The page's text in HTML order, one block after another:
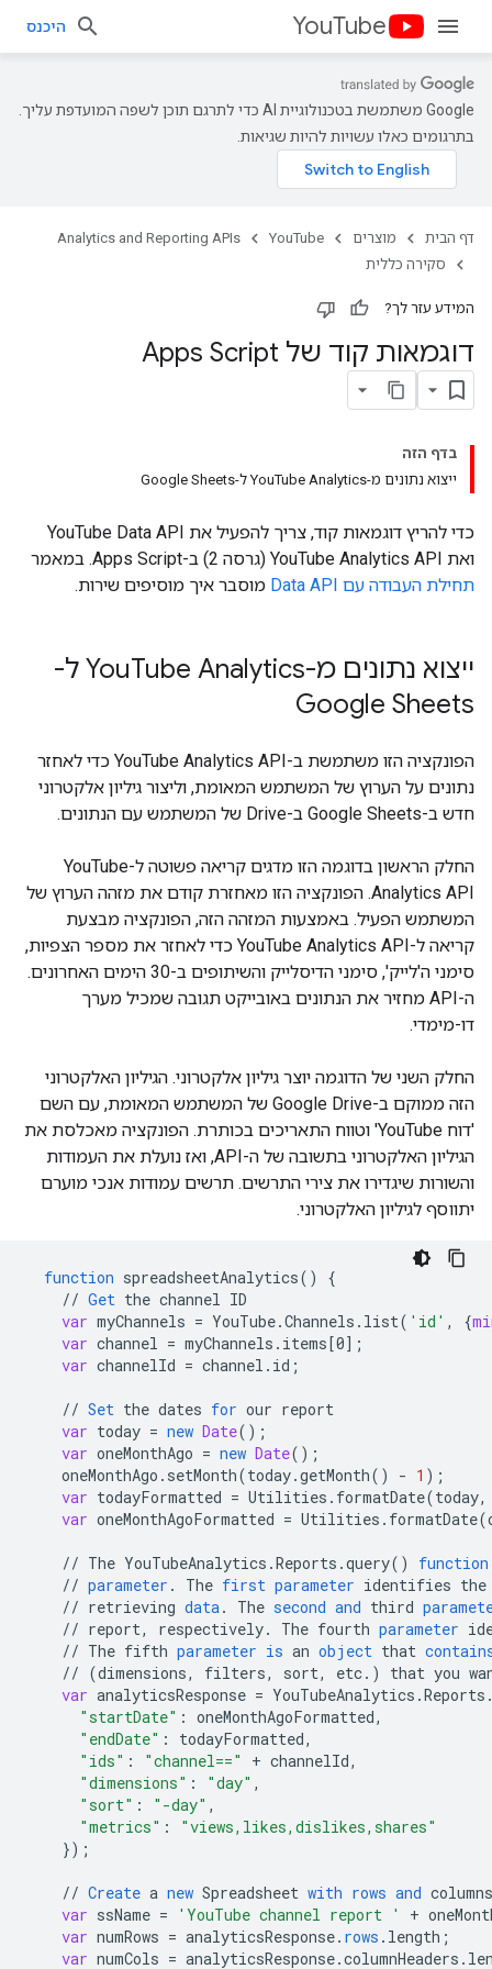
YouTube היכנס
‫Google משתמשת בטכנולוגיית AI כדי לתרגם תוכן לשפה המועדפת עליך.
בתרגומים כאלו עשויות להיות שגיאות.
דף הבית מוצרים YouTube
Analytics and Reporting APIs
סקירה כללית
המידע עזר לך?
דוגמאות קוד של Apps Script
בדף הזה
ייצוא נתונים מ-YouTube Analytics ל-Google Sheets
כדי להריץ דוגמאות קוד, צריך להפעיל את YouTube Data API
ואת YouTube Analytics API (גרסה 2) ב-Apps Script. במאמר
תחילת העבודה עם Data API
מוסבר איך מוסיפים שירות.
ייצוא נתונים מ-You
Tube Analytics ל-
Google Sheets
הפונקציה הזו משתמשת ב-YouTube Analytics API כדי לאחזר
נתונים על הערוץ של המשתמש המאומת, וליצור גיליון אלקטרוני
חדש ב-Google Sheets ב-Drive של המשתמש עם הנתונים.
החלק הראשון בדוגמה הזו מדגים קריאה פשוטה ל-YouTube
Analytics API. הפונקציה הזו מאחזרת קודם את מזהה הערוץ של
המשתמש הפעיל. באמצעות המזהה הזה, הפונקציה מבצעת
קריאה ל-YouTube Analytics API כדי לאחזר את מספר הצפיות,
סימני ה'לייק', סימני הדיסלייק והשיתופים ב-30 הימים האחרונים.
ה-API מחזיר את הנתונים באובייקט תגובה שמכיל מערך
דו-מימדי.
החלק השני של הדוגמה יוצר גיליון אלקטרוני. הגיליון האלקטרוני
הזה ממוקם ב-Google Drive של המשתמש המאומת, עם השם
'דוח YouTube' וטווח התאריכים בכותרת. הפונקציה מאכלסת את
הגיליון האלקטרוני בתשובה של ה-API, ואז נועלת את העמודות
והשורות שיגדירו את צירי התרשים. תרשים עמודות אנכי מוערם
יתווסף לגיליון האלקטרוני.
function spreadsheetAnalytics()
{
// Get the channel ID
var myChannels = YouTube.Channels . list( 'id' , {
var channel = myChannels . items[0] ;
var channelId = channel . id ;
// Set the dates for our report
var today = new Date();
var oneMonthAgo = new Date();
oneMonthAgo . setMonth(today.getMonth() - 1 );
var todayFormatted = Utilities . formatDate(today,
var oneMonthAgoFormatted = Utilities . formatDate(
// The YouTubeAnalytics .Reports .query()
function
// parameter . The first parameter identifies the
// retrieving data. The second and third
// report, respectively. The fourth parameter
// The fifth parameter is an object that
// (dimensions, filters, sort, etc.) that you
var analyticsResponse = YouTubeAnalytics .Reports
"startDate" : oneMonthAgoFormatted,
"endDate" : todayFormatted,
"ids" : "channel==" + channelId,
"dimensions" : "day" ,
"sort" : "-day" ,
"metrics" :
"views,likes,dislikes,shares"
});
// Create a new Spreadsheet with rows and columns
var ssName = 'YouTube channel report ' +
var numRows = analyticsResponse. rows . length ;
var numCols = analyticsResponse.columnHeaders .